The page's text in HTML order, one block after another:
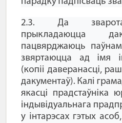
2.3. Да
прыкладаюцца
пацвярджаюць
звяртаюцца ад імя
(копіі даверанасці,
дакументаў). Калі
якасці прадстаўніка
індывідуальнага
у інтарэсах гэтых